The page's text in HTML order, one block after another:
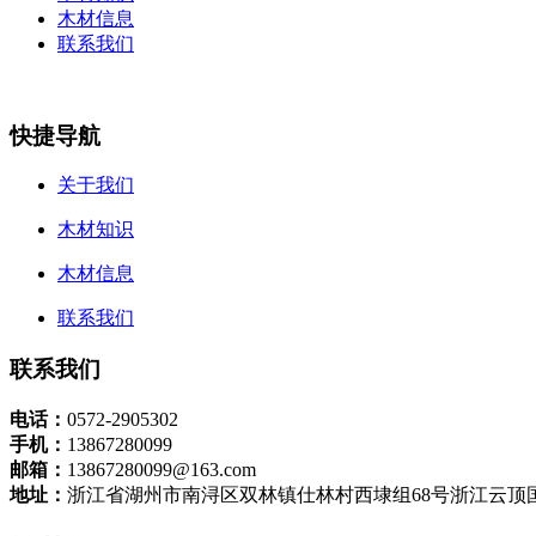
木材信息
联系我们
快捷导航
关于我们
木材知识
木材信息
联系我们
联系我们
电话： 0572-2905302
手机： 13867280099
邮箱： 13867280099@163.com
地址： 浙江省湖州市南浔区双林镇仕林村西埭组68号浙江云顶